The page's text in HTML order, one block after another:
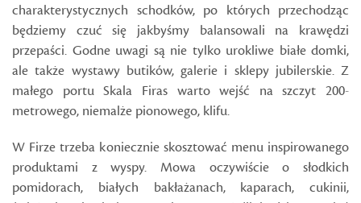
charakterystycznych schodków, po których przechodząc
będziemy czuć się jakbyśmy balansowali na krawędzi
przepaści. Godne uwagi są nie tylko urokliwe białe domki,
ale także wystawy butików, galerie i sklepy jubilerskie. Z
małego portu Skala Firas warto wejść na szczyt 200-
metrowego, niemalże pionowego, klifu.
W Firze trzeba koniecznie skosztować menu inspirowanego
produktami z wyspy. Mowa oczywiście o słodkich
pomidorach, białych bakłażanach, kaparach, cukinii,